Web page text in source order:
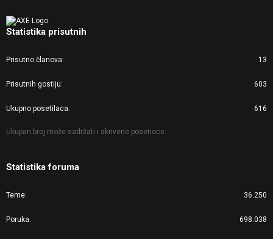
Statistika prisutnih
Prisutno članova 13
Prisutnih gostiju 603
Ukupno posetilaca 616
Ukupan broj može sadržati i skrivene posetioce.
Statistika foruma
Teme 36.250
Poruka 698.038